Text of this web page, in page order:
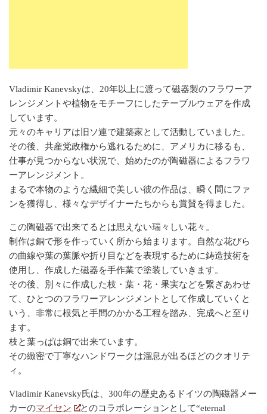
Vladimir Kanevskyは、20年以上に渡って磁器製のフラワーア
レンジメントや植物をモチーフにしたテーブルウェアを作成
しています。
元々のキャリアは旧ソ連で建築家として活動していました。
その後、共産党政権から逃れるために、アメリカに移るも、
仕事が見つからない状況で、始めたのが陶磁器によるフラワ
ーアレンジメント。
まるで本物のような繊細で美しい彼の作品は、瞬く間にファ
ンを獲得し、様々なデザイナーたちからも賞賛を得ました。
この陶磁器で出来てるとは思えない瑞々しい花々。
制作は銅で形を作っていく所から始まります。自然な花びら
の曲線や葉の葉脈や折り目などを表現するために鋳造技術を
使用し、作成した磁器を手作業で塗装していきます。
その後、別々に作成した枝・葉・花・果実などを繋ぎあわせ
て、ひとつのフラワーアレンジメントとして作成していくと
いう、非常に根気と手間のかかる工程を踏み、完成へと至り
ます。
枝と葉っぱは銅で出来ています。
その緻密で丁寧なハンドワークは溜息が出るほどのクオリテ
ィ。
Vladimir Kanevsky氏は、300年の歴史あるドイツの陶磁器メー
カーのマイセン
とのコラボレーションとして“eternal